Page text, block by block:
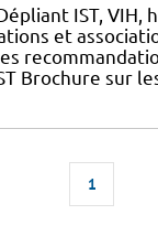
IST, VIH,
et
Brochure sur
1